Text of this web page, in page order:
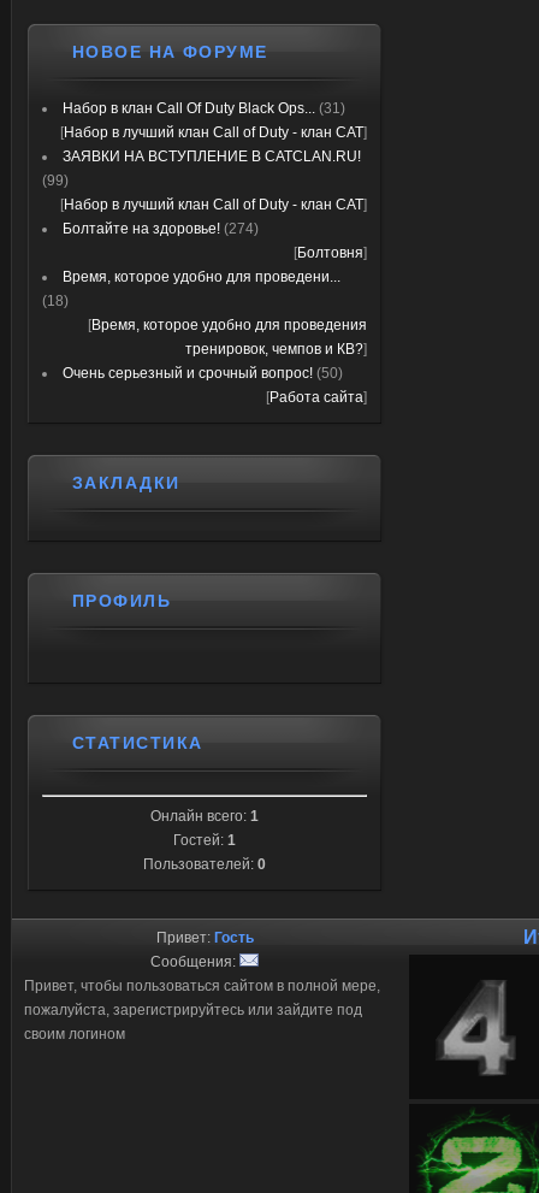
НОВОЕ НА ФОРУМЕ
Набор в клан Call Of Duty Black Ops... (31)
[Набор в лучший клан Call of Duty - клан CAT]
ЗАЯВКИ НА ВСТУПЛЕНИЕ В CATCLAN.RU!
(99)
[Набор в лучший клан Call of Duty - клан CAT]
Болтайте на здоровье! (274)
[Болтовня]
Время, которое удобно для проведени...
(18)
[Время, которое удобно для проведения
тренировок, чемпов и КВ?]
Очень серьезный и срочный вопрос! (50)
[Работа сайта]
ЗАКЛАДКИ
ПРОФИЛЬ
СТАТИСТИКА
Онлайн всего: 1
Гостей: 1
Пользователей: 0
Привет: Гость
Сообщения:
Привет, чтобы пользоваться сайтом в полной мере,
пожалуйста, зарегистрируйтесь или зайдите под
своим логином